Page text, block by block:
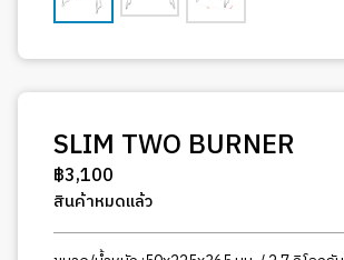
SLIM TWO BURNER
฿3,100
สินค้าหมดแล้ว